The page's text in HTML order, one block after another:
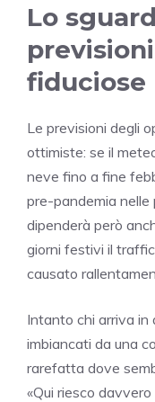
Lo
fiduciose
Le previsioni degli
ottimiste: se il
neve fino a fine
pre-pandemia
dipenderà però
giorni festivi il
causato
Intanto chi arriva in
imbiancati da una
rarefatta dove
«Qui riesco